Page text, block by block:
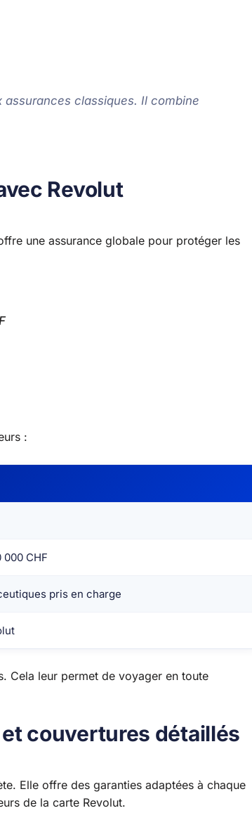
assurances classiques. Il combine
Revolut
une assurance globale pour protéger les
:
000 CHF
pris en charge
Cela leur permet de voyager en toute
couvertures détaillés
Elle offre des garanties adaptées à chaque
de la carte Revolut.